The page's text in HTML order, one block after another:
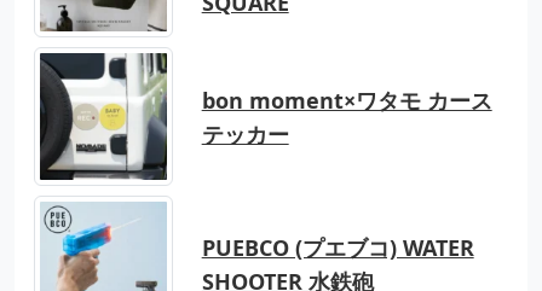
bon moment×ワタモ カース
テッカー
PUEBCO (プエブコ) WATER
SHOOTER 水鉄砲